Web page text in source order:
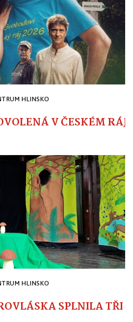
HLINSKO
V ČESKÉM RÁJI
HLINSKO
SPLNILA